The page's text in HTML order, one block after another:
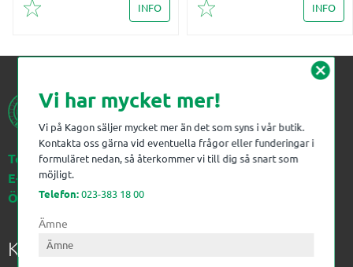
Lägg till i favoriter
INFO
Lägg till i favoriter
INFO
Telefon:023-383 18 00
E-post:kagon@kagon.se
Öppettider:Måndag-Fredag, 07-16
Kagon AB
cancel
Vi har mycket mer!
Vi på Kagon säljer mycket mer än det som syns i vår butik.
Kontakta oss gärna vid eventuella frågor eller funderingar i
formuläret nedan, så återkommer vi till dig så snart som
möjligt.
Telefon:023-383 18 00
Ämne